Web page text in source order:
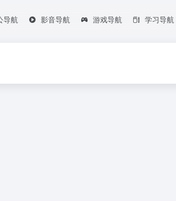
导航 影音导航 游戏导航 学习导航